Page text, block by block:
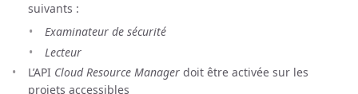
suivants :
Examinateur de sécurité
Lecteur
L’API Cloud Resource Manager doit être activée sur les
projets accessibles